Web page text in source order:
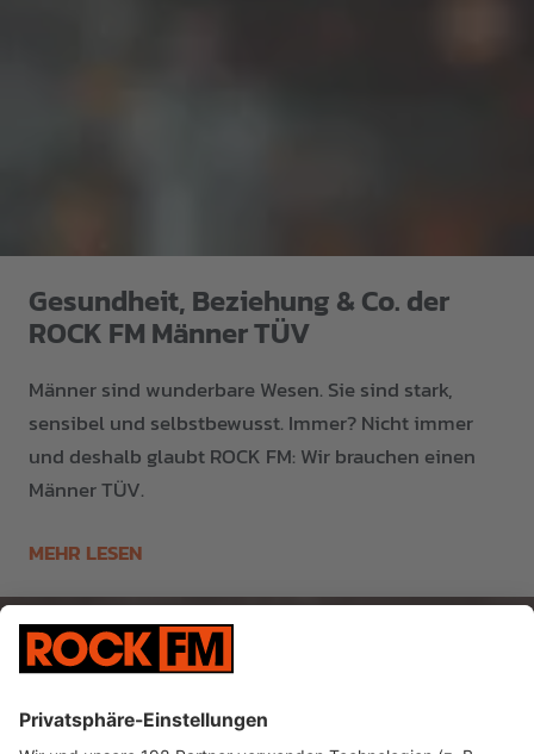
Gesundheit, Beziehung & Co. der
ROCK FM Männer TÜV
Männer sind wunderbare Wesen. Sie sind stark,
sensibel und selbstbewusst. Immer? Nicht immer
und deshalb glaubt ROCK FM: Wir brauchen einen
Männer TÜV.
MEHR LESEN